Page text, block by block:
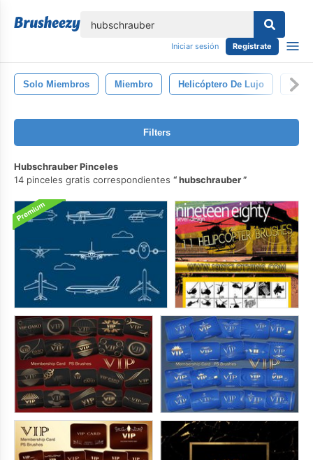
Iniciar sesión Regístrate
Solo Miembros Miembro Helicóptero De Lujo
Filters
Hubschrauber Pinceles
14 pinceles gratis correspondientes
hubschrauber